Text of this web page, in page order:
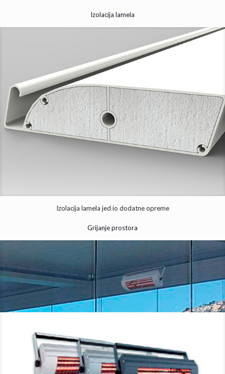
Izolacija lamela
Izolacija lamela jed io dodatne opreme
Grijanje prostora